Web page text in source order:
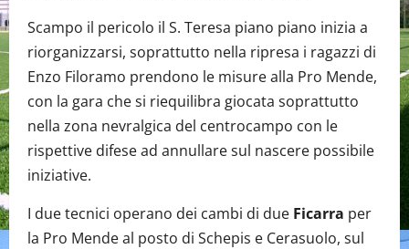
Scampo il pericolo il S. Teresa piano piano inizia a
riorganizzarsi, soprattutto nella ripresa i ragazzi di
Enzo Filoramo prendono le misure alla Pro Mende,
con la gara che si riequilibra giocata soprattutto
nella zona nevralgica del centrocampo con le
rispettive difese ad annullare sul nascere possibile
iniziative.
I due tecnici operano dei cambi di due Ficarra per
la Pro Mende al posto di Schepis e Cerasuolo, sul